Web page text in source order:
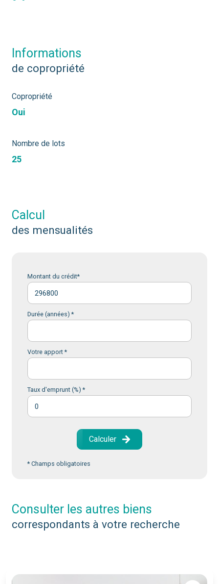
informations
de copropriété
Copropriété
Oui
Nombre de lots
25
calcul
des mensualités
Montant du crédit*
Durée (années) *
Votre apport *
Taux d'emprunt (%) *
Calculer
* Champs obligatoires
consulter les autres biens
correspondants à votre recherche